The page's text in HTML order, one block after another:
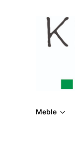
Meble